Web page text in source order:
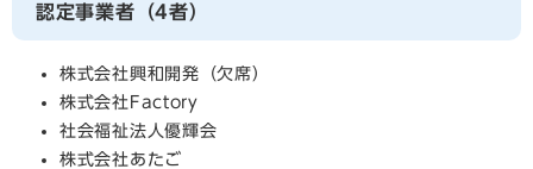
認定事業者（4者）
株式会社興和開発（欠席）
株式会社Factory
社会福祉法人優輝会
株式会社あたご